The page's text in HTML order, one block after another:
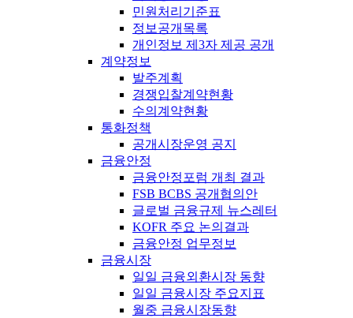
민원처리기준표
정보공개목록
개인정보 제3자 제공 공개
계약정보
발주계획
경쟁입찰계약현황
수의계약현황
통화정책
공개시장운영 공지
금융안정
금융안정포럼 개최 결과
FSB BCBS 공개협의안
글로벌 금융규제 뉴스레터
KOFR 주요 논의결과
금융안정 업무정보
금융시장
일일 금융외환시장 동향
일일 금융시장 주요지표
월중 금융시장동향